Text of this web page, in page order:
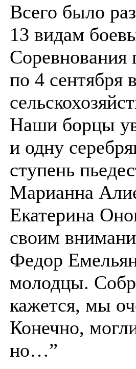
Всего было
13 видам
Соревнования
по 4 сентября
Наши борцы
и одну
ступень
Марианна
Екатерина
своим
Федор
молодцы.
кажется, мы
Конечно,
но…”